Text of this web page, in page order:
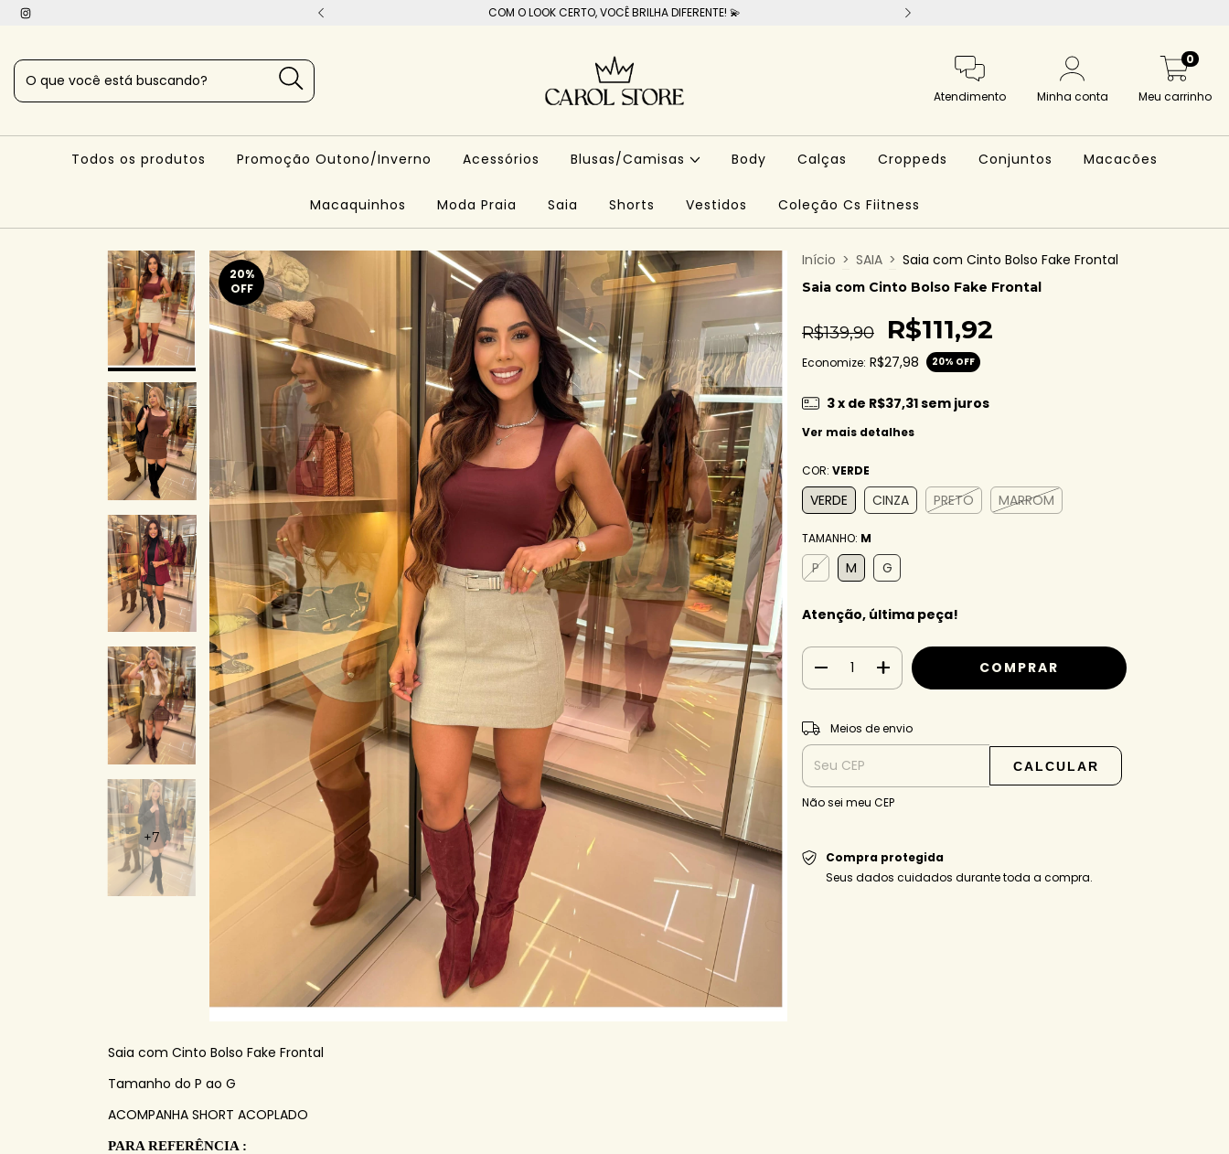
• DO BÁSCO AO ELEGANTE COM O LOOK CERTO, VOCÊ BRILHA DIFERENTE! 💫
Atendimento Minha conta Meu carrinho
0
Todos os produtos Promoção Outono/Inverno Acessórios Blusas/Camisas Body Calças Croppeds Conjuntos Macacões
Macaquinhos Moda Praia Saia Shorts Vestidos Coleção Cs Fiitness
+7
20%
OFF
Saia com Cinto Bolso Fake Frontal
Tamanho do P ao G
ACOMPANHA SHORT ACOPLADO
PARA REFERÊNCIA :
Início > SAIA > Saia com Cinto Bolso Fake Frontal
Saia com Cinto Bolso Fake Frontal
R$139,90 R$111,92
Economize: R$27,98 20% OFF
3x de R$37,31sem juros
Ver mais detalhes
COR: VERDE
VERDE CINZA PRETO MARROM
TAMANHO: M
P M G
Atenção, última peça!
Entregas para o CEP:
Meios de envio
CALCULAR
Não sei meu CEP
Compra protegida
Seus dados cuidados durante toda a compra.